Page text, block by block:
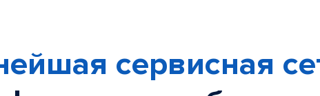
сервисная